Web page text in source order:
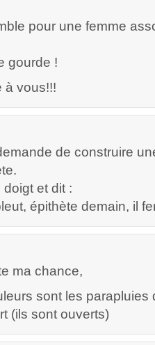
pour une femme
gourde !
à vous!!!
de construire
et dit :
épithète demain, il
ma chance,
sont les parapluies
(ils sont ouverts)